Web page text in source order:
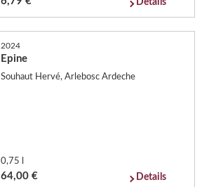
Details
2024
Epine
Souhaut Hervé, Arlebosc Ardeche
0,75 l
64,00 € Details